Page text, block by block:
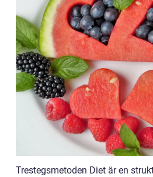
Trestegsmetoden Diet är en